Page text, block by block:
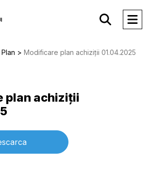
Plan Modificare plan achiziţii 01.04.2025
plan achiziţii